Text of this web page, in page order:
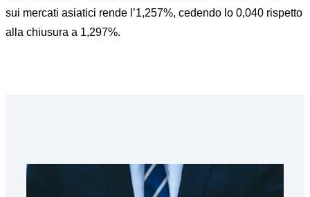
sui mercati asiatici rende l’1,257%, cedendo lo 0,040 rispetto
alla chiusura a 1,297%.